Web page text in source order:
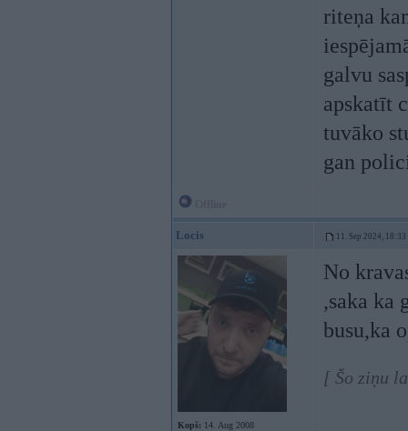
riteņa
galvu
apskatīt
tuvāko
gan
Locis 11. Sep 2024, 18:33
Kopš: 14. Aug 2008
No
,saka ka
busu,ka
[ Šo ziņu